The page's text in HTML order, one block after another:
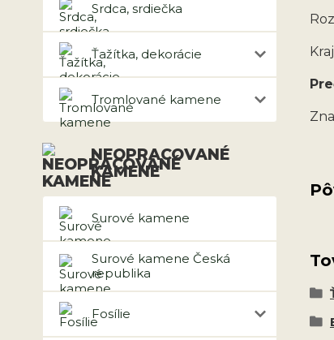
Srdca, srdiečka
Ťažítka, dekorácie
Tromlované kamene
NEOPRACOVANÉ
KAMENE
Surové kamene
Surové kamene Česká
republika
Fosílie